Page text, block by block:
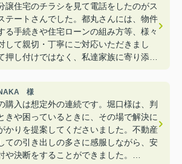
譲住宅のチラシを見て電話をしたのがス
テートさんでした。都丸さんには、物件
る手続きや住宅ローンの組み方等、様々
して親切・丁寧にご対応いただきまし
押し付けではなく、私達家族に寄り添っ
この方なら信頼できる」、そう思い安心
決めることができました。物件購入後
とや疑問点があれば親身になってご相談
アフターフォローも万全です。
縁に巡り会うことができました。都丸さ
ありがとうございました。今後とも是非
様
購入は想定外の連続です。堀口様は、判
きや困っているときに、その場で解決に
かりを提案してくださいました。不動産
ての引き出しの多さに感服しながら、安
や決断をすることができました。